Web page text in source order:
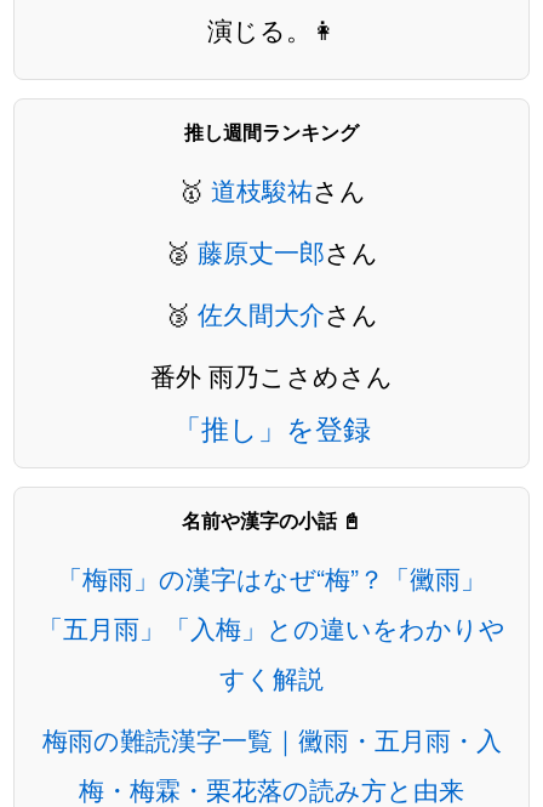
演じる。👩
推し週間ランキング
🥇 道枝駿祐さん
🥈 藤原丈一郎さん
🥉 佐久間大介さん
番外 雨乃こさめさん
「推し」を登録
名前や漢字の小話 📓
「梅雨」の漢字はなぜ“梅”？「黴雨」
「五月雨」「入梅」との違いをわかりや
すく解説
梅雨の難読漢字一覧｜黴雨・五月雨・入
梅・梅霖・栗花落の読み方と由来